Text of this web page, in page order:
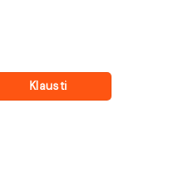
Klausti